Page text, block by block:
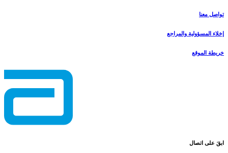
تواصل معنا
إخلاء المسؤولية والمراجع
خريطة الموقع
ابقَ على اتصال